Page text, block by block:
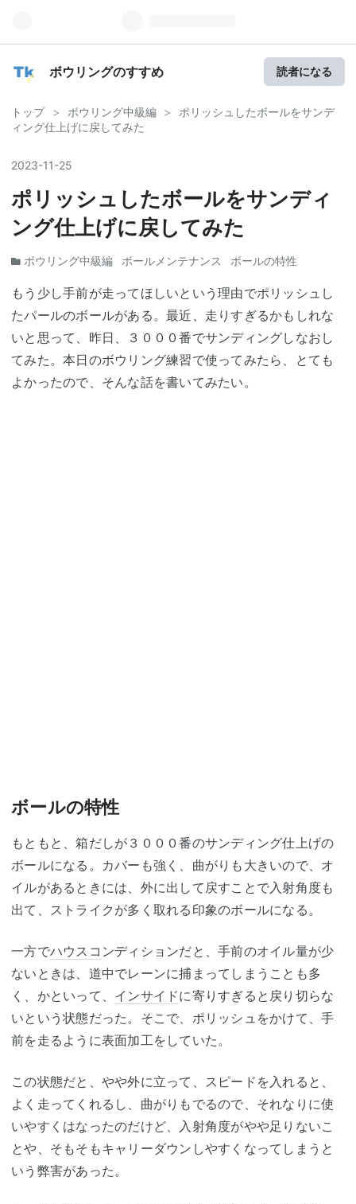
ボウリングのすすめ 読者になる
トップ > ボウリング中級編 >
ポリッシュしたボールをサンデ
ィング仕上げに戻してみた
2023-11-25
ポリッシュしたボールをサンディ
ング仕上げに戻してみた
ボウリング中級編 ボールメンテナンス ボールの特性
もう少し手前が走ってほしいという理由でポリッシュし
たパールのボールがある。最近、走りすぎるかもしれな
いと思って、昨日、３０００番でサンディングしなおし
てみた。本日のボウリング練習で使ってみたら、とても
よかったので、そんな話を書いてみたい。
ボールの特性
もともと、箱だしが３０００番のサンディング仕上げの
ボールになる。カバーも強く、曲がりも大きいので、オ
イルがあるときには、外に出して戻すことで入射角度も
出て、ストライクが多く取れる印象のボールになる。
一方でハウスコ ンディションだと、手前のオイル量が少
ないときは、道中でレーンに捕まってしまうことも多
く、かといって、 インサイドに寄りすぎると戻り切らな
いという状態だった。そこで、ポリッシュをかけて、手
前を走るように表面加工をしていた。
この状態だと、やや外に立って、スピードを入れると、
よく走ってくれるし、曲がりもでるので、それなりに使
いやすくはなったのだけど、入射角度がやや足りないこ
とや、そもそもキャリーダウンしやすくなってしまうと
いう弊害があった。